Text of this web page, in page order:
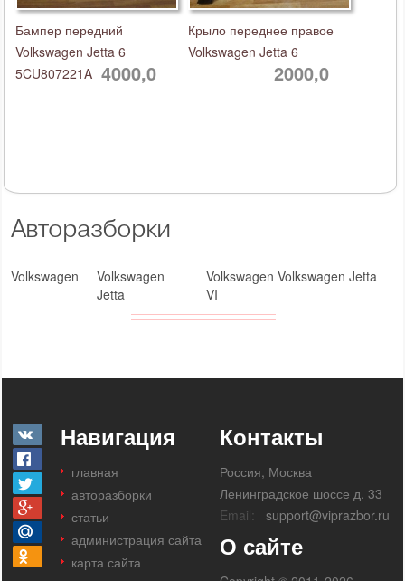
Авторазборки
Volkswagen
Volkswagen
Jetta
Volkswagen Volkswagen Jetta
VI
Бампер передний
Volkswagen Jetta 6
5CU807221A 4000,0
Крыло переднее правое
Volkswagen Jetta 6
2000,0
Навигация
главная
авторазборки
статьи
администрация сайта
карта сайта
Контакты
Россия, Москва
Ленинградское шоссе д. 33
Email:
support@viprazbor.ru
О сайте